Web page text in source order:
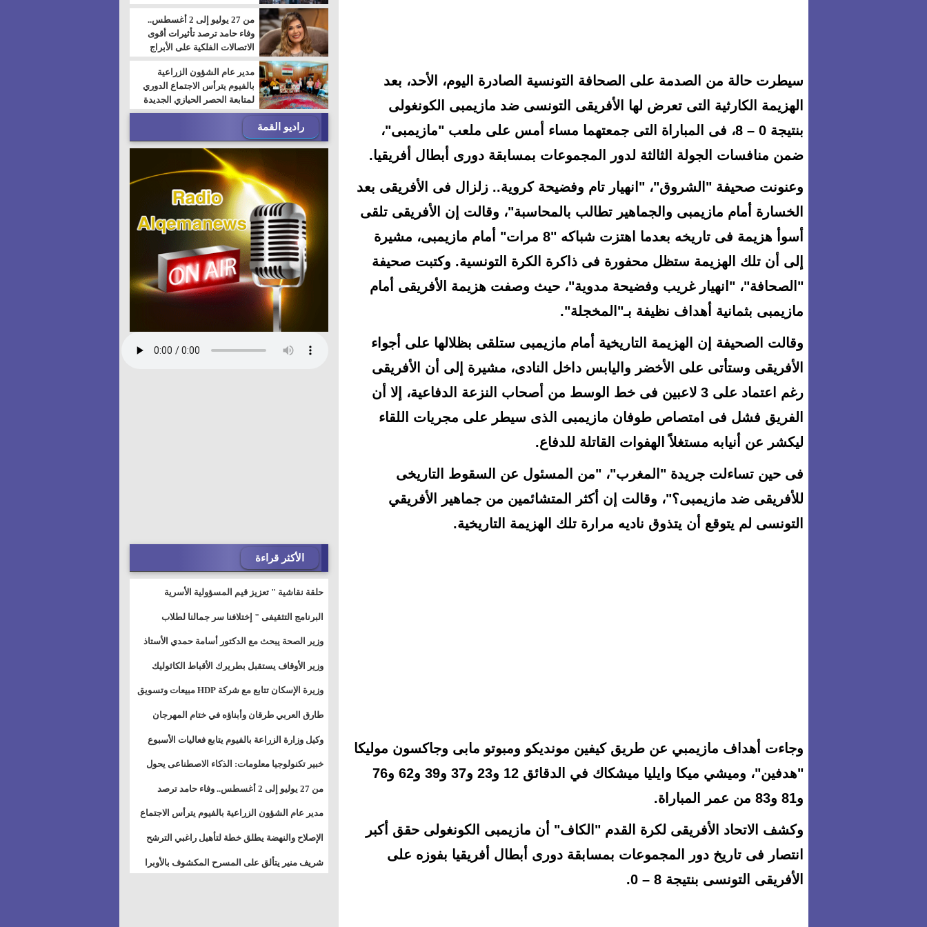
سيطرت حالة من الصدمة على الصحافة التونسية الصادرة اليوم، الأحد، بعد
الهزيمة الكارثية التى تعرض لها الأفريقى التونسى ضد مازيمبى الكونغولى
بنتيجة 0 – 8، فى المباراة التى جمعتهما مساء أمس على ملعب "مازيمبى"،
ضمن منافسات الجولة الثالثة لدور المجموعات بمسابقة دورى أبطال أفريقيا.
وعنونت صحيفة "الشروق"، "انهيار تام وفضيحة كروية.. زلزال فى الأفريقى بعد
الخسارة أمام مازيمبى والجماهير تطالب بالمحاسبة"، وقالت إن الأفريقى تلقى
أسوأ هزيمة فى تاريخه بعدما اهتزت شباكه "8 مرات" أمام مازيمبى، مشيرة
إلى أن تلك الهزيمة ستظل محفورة فى ذاكرة الكرة التونسية. وكتبت صحيفة
"الصحافة"، "انهيار غريب وفضيحة مدوية"، حيث وصفت هزيمة الأفريقى أمام
مازيمبى بثمانية أهداف نظيفة بـ"المخجلة".
وقالت الصحيفة إن الهزيمة التاريخية أمام مازيمبى ستلقى بظلالها على أجواء
الأفريقى وستأتى على الأخضر واليابس داخل النادى، مشيرة إلى أن الأفريقى
رغم اعتماد على 3 لاعبين فى خط الوسط من أصحاب النزعة الدفاعية، إلا أن
الفريق فشل فى امتصاص طوفان مازيمبى الذى سيطر على مجريات اللقاء
ليكشر عن أنيابه مستغلاً الهفوات القاتلة للدفاع.
فى حين تساءلت جريدة "المغرب"، "من المسئول عن السقوط التاريخى
للأفريقى ضد مازيمبى؟"، وقالت إن أكثر المتشائمين من جماهير الأفريقي
التونسى لم يتوقع أن يتذوق ناديه مرارة تلك الهزيمة التاريخية.
وجاءت أهداف مازيمبي عن طريق كيفين مونديكو ومبوتو مابى وجاكسون موليكا
"هدفين"، وميشي ميكا وايليا ميشكاك في الدقائق 12 و23 و37 و39 و62 و76
و81 و83 من عمر المباراة
.
وكشف الاتحاد الأفريقى لكرة القدم "الكاف" أن مازيمبى الكونغولى حقق أكبر
انتصار فى تاريخ دور المجموعات بمسابقة دورى أبطال أفريقيا بفوزه على
الأفريقى التونسى بنتيجة 8 – 0.
من 27 يوليو إلى 2 أغسطس..
وفاء حامد ترصد تأثيرات أقوى
الاتصالات الفلكية على الأبراج
مدير عام الشؤون الزراعية
بالفيوم يترأس الاجتماع الدوري
لمتابعة الحصر الحيازي الجديدة
راديو القمة
الأكثر قراءة
حلقة نقاشية " تعزيز قيم المسؤولية الأسرية
البرنامج التثقيفى " إختلافنا سر جمالنا لطلاب
وطالبات ذوى الهمهم" بمدارس التربية الخاصة
وزير الصحة يبحث مع الدكتور أسامة حمدي الأستاذ
بجامعة هارفارد توسيع برامج التوعية بمرض السكري
وزير الأوقاف يستقبل بطريرك الأقباط الكاثوليك
وزيرة الإسكان تتابع مع شركة HDP مبيعات وتسويق
مشروعات المدن الجديدة
طارق العربي طرقان وأبناؤه في ختام المهرجان
الصيفي للموسيقى والغناء بالمسرح المكشوف
وكيل وزارة الزراعة بالفيوم يتابع فعاليات الأسبوع
خبير تكنولوجيا معلومات: الذكاء الاصطناعى يحول
المستخدم إلى سلعة فى اقتصاد الانتباه
من 27 يوليو إلى 2 أغسطس.. وفاء حامد ترصد
تأثيرات أقوى الاتصالات الفلكية على الأبراج
مدير عام الشؤون الزراعية بالفيوم يترأس الاجتماع
الدوري لمتابعة الحصر الحيازي الجديدة
الإصلاح والنهضة يطلق خطة لتأهيل راغبي الترشح
للمجالس الشعبية المحلية ويستعرض خطط أماناته
بالمحافظات
شريف منير يتألق على المسرح المكشوف بالأوبرا